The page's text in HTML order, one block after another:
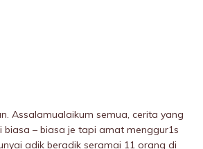
Assalamualaikum semua, cerita yang
biasa – biasa je tapi amat menggur1s
adik beradik seramai 11 orang di